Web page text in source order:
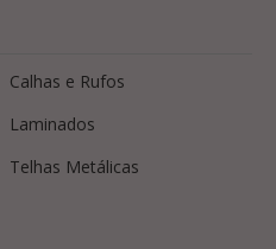
Calhas e Rufos
Laminados
Telhas Metálicas